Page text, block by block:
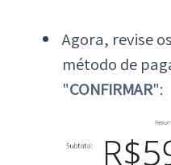
Agora, revise
método de
"CONFIRMAR":